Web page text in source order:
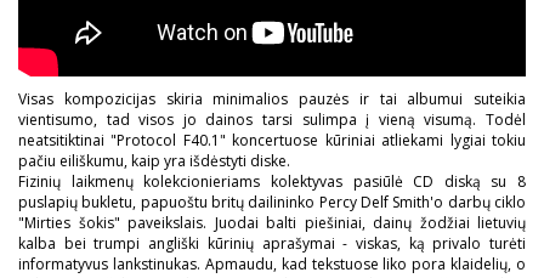
Visas kompozicijas skiria minimalios pauzės ir tai albumui suteikia
vientisumo, tad visos jo dainos tarsi sulimpa į vieną visumą. Todėl
neatsitiktinai "Protocol F40.1" koncertuose kūriniai atliekami lygiai tokiu
pačiu eiliškumu, kaip yra išdėstyti diske.
Fizinių laikmenų kolekcionieriams kolektyvas pasiūlė CD diską su 8
puslapių bukletu, papuoštu britų dailininko Percy Delf Smith'o darbų ciklo
"Mirties šokis" paveikslais. Juodai balti piešiniai, dainų žodžiai lietuvių
kalba bei trumpi angliški kūrinių aprašymai - viskas, ką privalo turėti
informatyvus lankstinukas. Apmaudu, kad tekstuose liko pora klaidelių, o